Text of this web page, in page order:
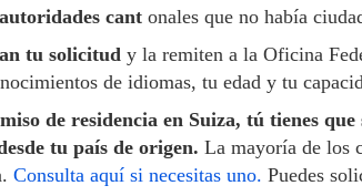
cantonales que no había
tu solicitud y la remiten a la Oficina
de idiomas, tu edad y tu
de residencia en Suiza, tú tienes
tu país de origen. La mayoría de los
Consulta aquí si necesitas uno. Puedes